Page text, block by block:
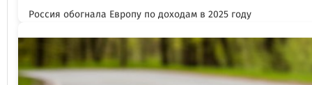
Россия обогнала Европу по доходам в 2025 году